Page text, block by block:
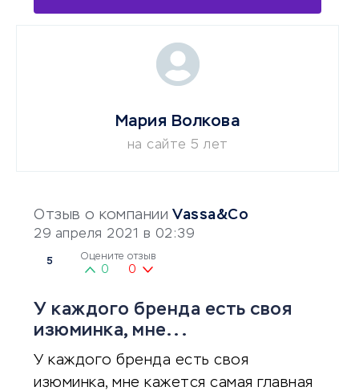
Отзыв о компании Vassa&Co
29 апреля 2021 в 02:39
5 Оцените отзыв
0 0
У каждого бренда есть своя
изюминка, мне...
У каждого бренда есть своя
изюминка, мне кажется самая главная
Мария Волкова
на сайте 5 лет